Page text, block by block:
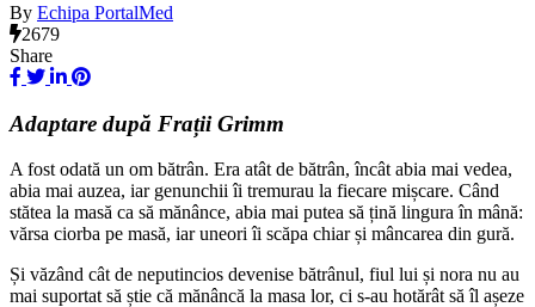
By Echipa PortalMed
2679
Share
Adaptare după Frații Grimm
A fost odată un om bătrân. Era atât de bătrân, încât abia mai vedea,
abia mai auzea, iar genunchii îi tremurau la fiecare mișcare. Când
stătea la masă ca să mănânce, abia mai putea să țină lingura în mână:
vărsa ciorba pe masă, iar uneori îi scăpa chiar și mâncarea din gură.
Și văzând cât de neputincios devenise bătrânul, fiul lui și nora nu au
mai suportat să știe că mănâncă la masa lor, ci s-au hotărât să îl așeze